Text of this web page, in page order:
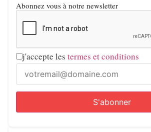
Abonnez vous à notre newsletter
j'accepte les termes et conditions